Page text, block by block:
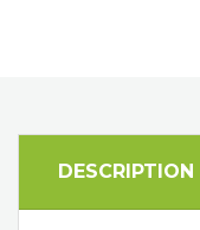
DESCRIPTION